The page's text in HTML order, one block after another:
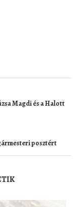
Magdi és a Halott
posztért